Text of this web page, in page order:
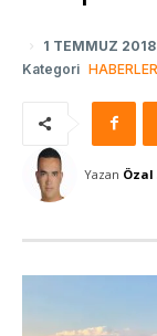
1 TEMMUZ 2018
Kategori HABERLER
Yazan Özal